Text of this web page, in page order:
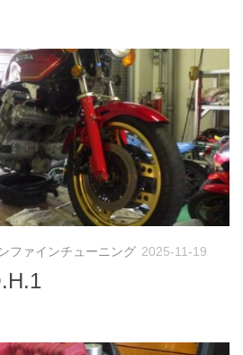
ファインチューニング 2025-11-19